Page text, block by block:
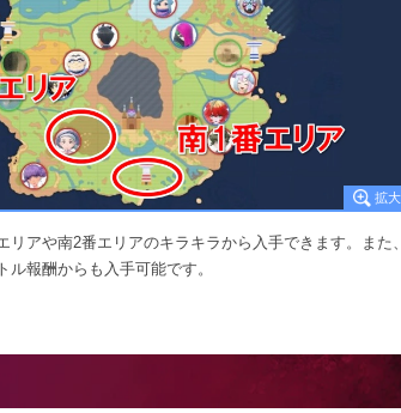
リアや南2番エリアのキラキラから入手できます。また、
ル報酬からも入手可能です。